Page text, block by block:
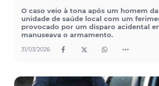
O caso veio à tona após um homem
unidade de saúde local com um
provocado por um disparo acidental
manuseava o armamento.
31/03/2026